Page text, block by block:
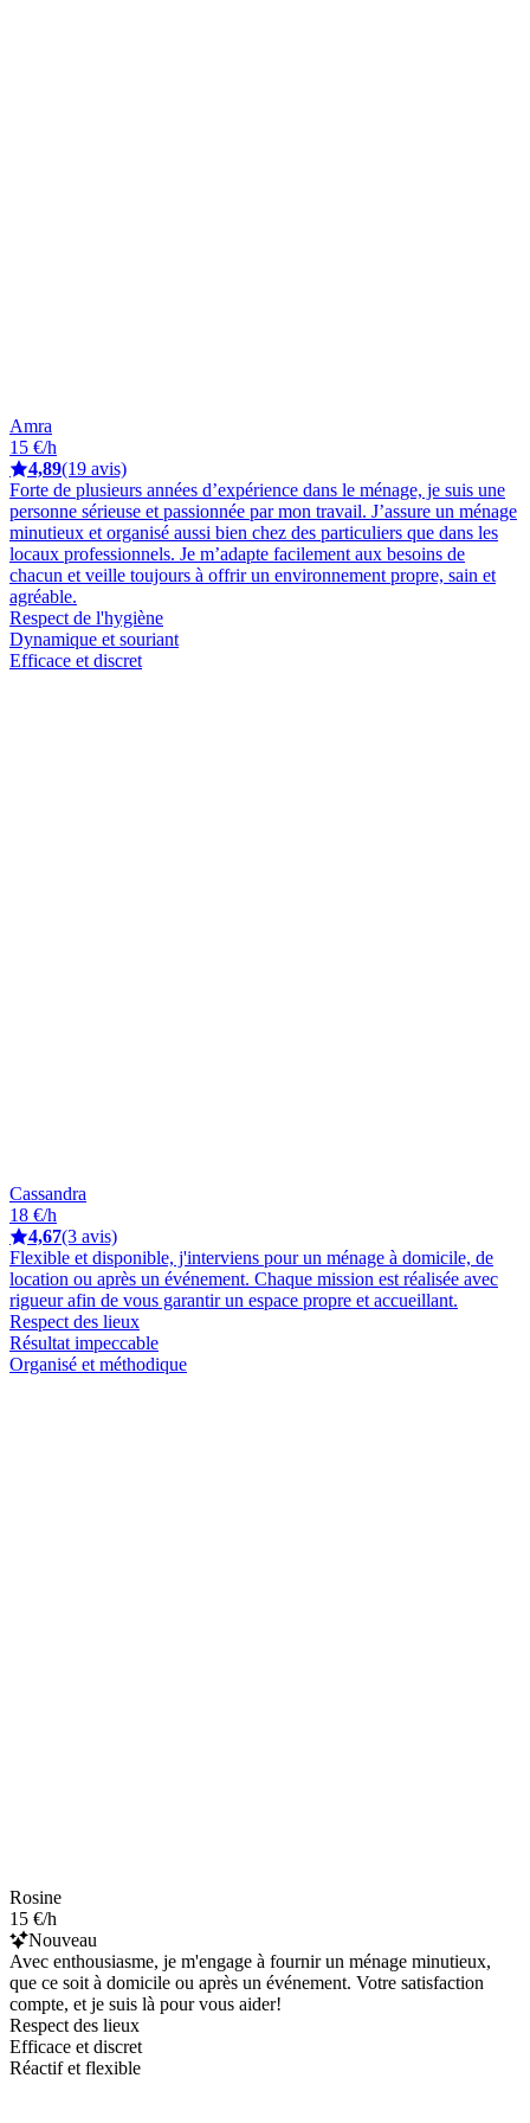
Amra
15 €/h
4,89(19 avis)
Forte de plusieurs années d’expérience dans le ménage, je suis une
personne sérieuse et passionnée par mon travail. J’assure un ménage
minutieux et organisé aussi bien chez des particuliers que dans les
locaux professionnels. Je m’adapte facilement aux besoins de
chacun et veille toujours à offrir un environnement propre, sain et
agréable.
Respect de l'hygiène
Dynamique et souriant
Efficace et discret
Cassandra
18 €/h
4,67(3 avis)
Flexible et disponible, j'interviens pour un ménage à domicile, de
location ou après un événement. Chaque mission est réalisée avec
rigueur afin de vous garantir un espace propre et accueillant.
Respect des lieux
Résultat impeccable
Organisé et méthodique
Rosine
15 €/h
Nouveau
Avec enthousiasme, je m'engage à fournir un ménage minutieux,
que ce soit à domicile ou après un événement. Votre satisfaction
compte, et je suis là pour vous aider!
Respect des lieux
Efficace et discret
Réactif et flexible